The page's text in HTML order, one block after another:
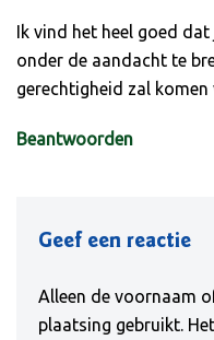
Ik vind het heel goed
onder de aandacht te
gerechtigheid zal
Beantwoorden
Geef een reactie
Alleen de voornaam
plaatsing gebruikt.